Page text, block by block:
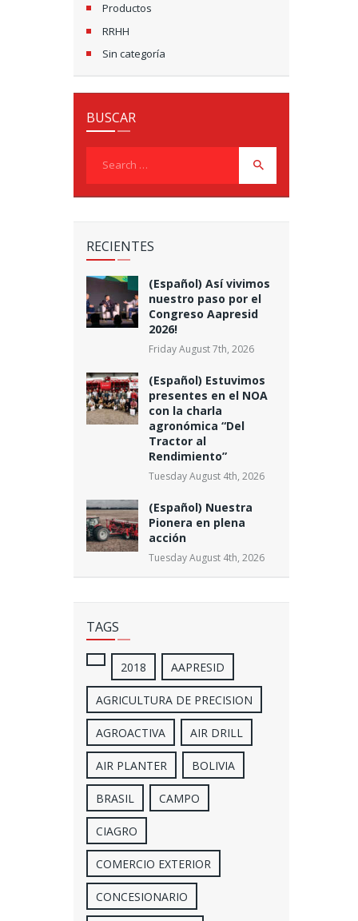
Productos
RRHH
Sin categoría
BUSCAR
RECIENTES
(Español) Así vivimos
nuestro paso por el
Congreso Aapresid
2026!
Friday August 7th, 2026
(Español) Estuvimos
presentes en el NOA
con la charla
agronómica “Del
Tractor al
Rendimiento”
Tuesday August 4th, 2026
(Español) Nuestra
Pionera en plena
acción
Tuesday August 4th, 2026
TAGS
2018 AAPRESID
AGRICULTURA DE PRECISION
AGROACTIVA AIR DRILL
AIR PLANTER BOLIVIA
BRASIL CAMPO
CIAGRO
COMERCIO EXTERIOR
CONCESIONARIO